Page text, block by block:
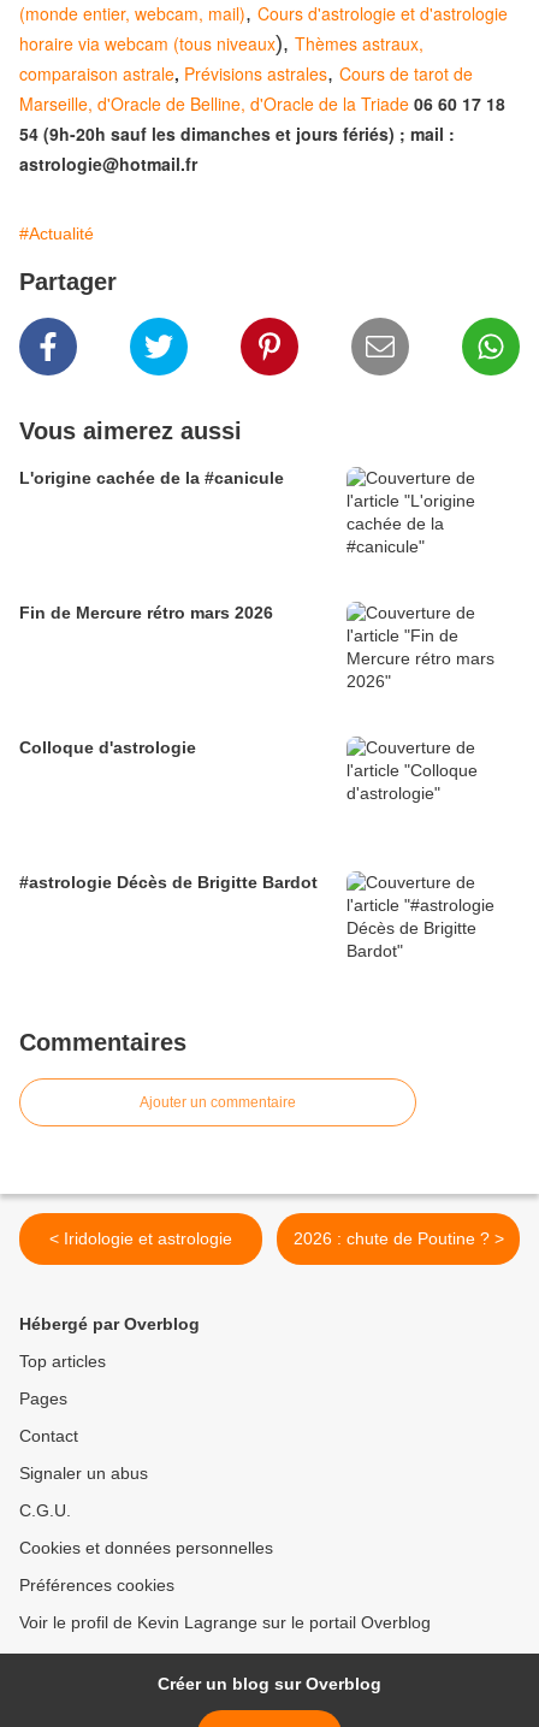
(monde entier, webcam, mail), Cours d'astrologie et d'astrologie
horaire via webcam (tous niveaux), Thèmes astraux,
comparaison astrale, Prévisions astrales, Cours de tarot de
Marseille, d'Oracle de Belline, d'Oracle de la Triade 06 60 17 18
54 (9h-20h sauf les dimanches et jours fériés) ; mail :
astrologie@hotmail.fr
#Actualité
Partager
Vous aimerez aussi
L'origine cachée de la #canicule
Fin de Mercure rétro mars 2026
Colloque d'astrologie
#astrologie Décès de Brigitte Bardot
Commentaires
Ajouter un commentaire
< Iridologie et astrologie 2026 : chute de Poutine ? >
Hébergé par Overblog
Top articles
Pages
Contact
Signaler un abus
C.G.U.
Cookies et données personnelles
Préférences cookies
Voir le profil de Kevin Lagrange sur le portail Overblog
Créer un blog sur Overblog